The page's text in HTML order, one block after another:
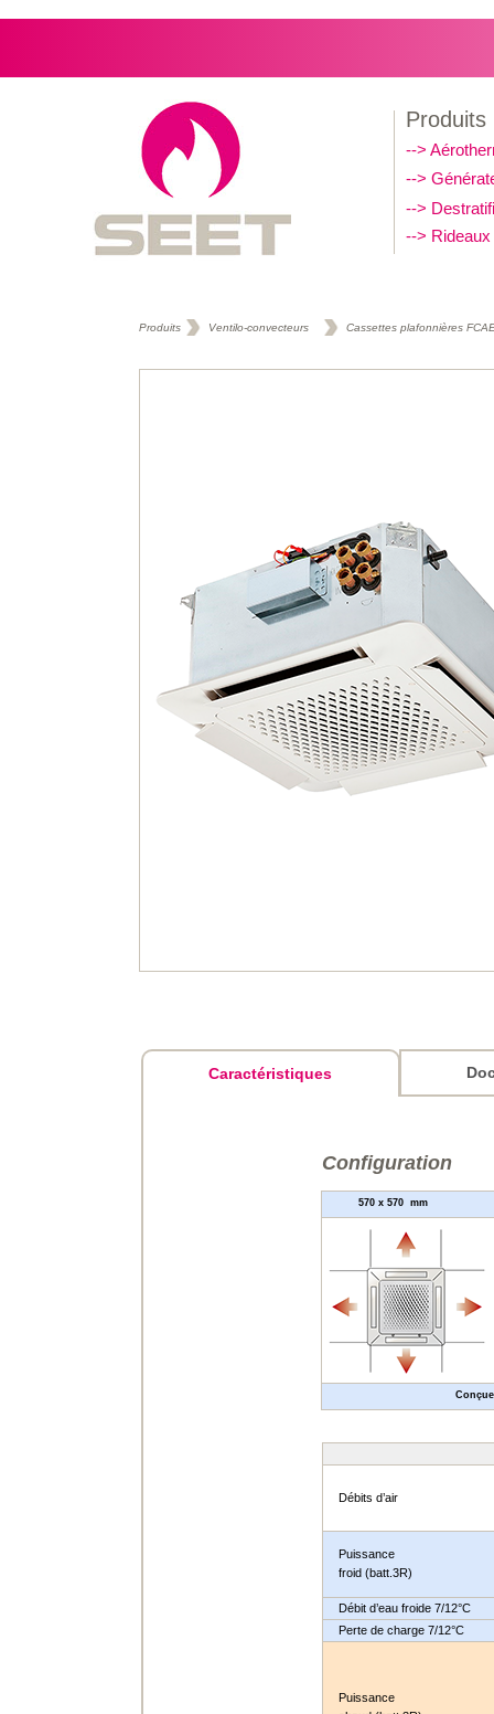
Produits
-->
-->
-->
--> Rideaux
Produits Ventilo-convecteurs Cassettes plafonnières
Caractéristiques
Configuration
570 x 570
Débits d’air
Puissance
froid (batt.3R)
Débit d’eau froide 7/12°C
Perte de charge 7/12°C
Puissance